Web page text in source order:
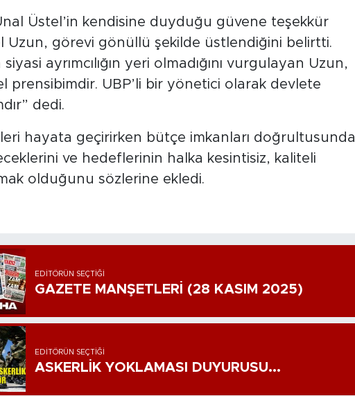
Üstel’in kendisine duyduğu güvene teşekkür
Uzun, görevi gönüllü şekilde üstlendiğini belirtti.
ayrımcılığın yeri olmadığını vurgulayan Uzun,
prensibimdir. UBP’li bir yönetici olarak devlete
dedi.
hayata geçirirken bütçe imkanları doğrultusunda
ve hedeflerinin halka kesintisiz, kaliteli
olduğunu sözlerine ekledi.
EDITÖRÜN SEÇTIĞI
GAZETE MANŞETLERİ (28 KASIM 2025)
EDITÖRÜN SEÇTIĞI
ASKERLİK YOKLAMASI DUYURUSU...